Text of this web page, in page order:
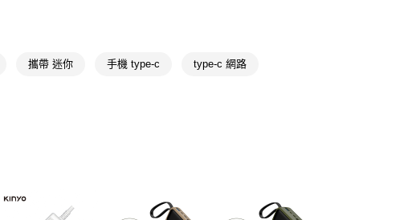
１．透過由恩沛科技股份有限公司提供之「AFTEE先享後付」服務完成之
即時審查核予不同之上限額度；若仍有額度不足之情形，本公司將視審查
結果請求用戶進行身份認證。
攜帶 迷你 手機 type-c type-c 網路